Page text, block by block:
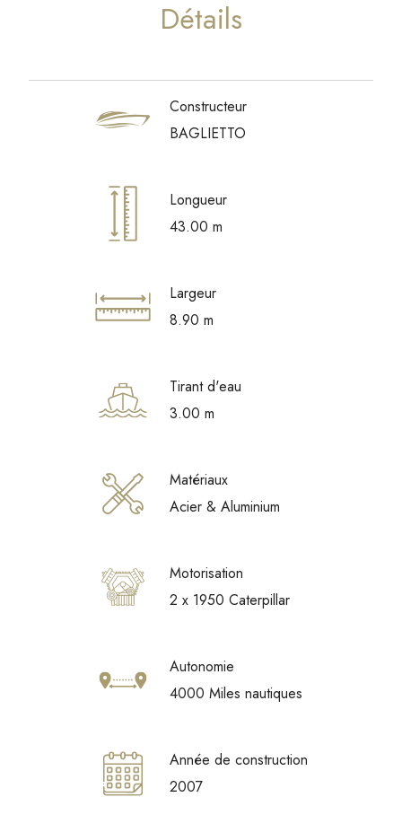
Détails
Constructeur
BAGLIETTO
Longueur
43.00 m
Largeur
8.90 m
Tirant d'eau
3.00 m
Matériaux
Acier & Aluminium
Motorisation
2 x 1950 Caterpillar
Autonomie
4000 Miles nautiques
Année de construction
2007